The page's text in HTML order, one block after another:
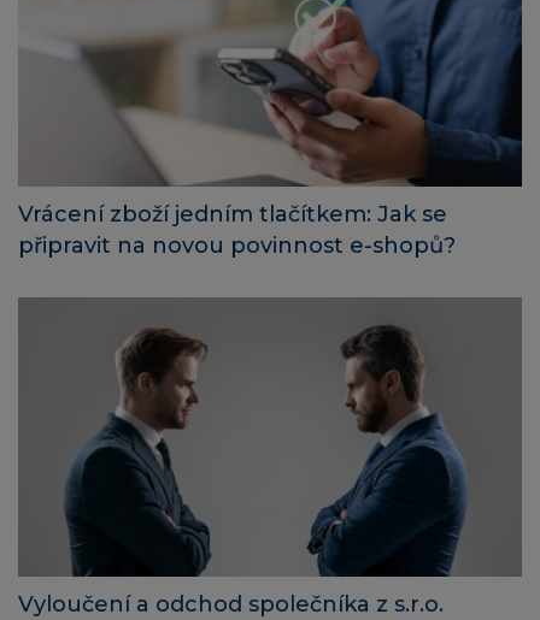
Vrácení zboží jedním tlačítkem: Jak se
připravit na novou povinnost e-shopů?
Vyloučení a odchod společníka z s.r.o.